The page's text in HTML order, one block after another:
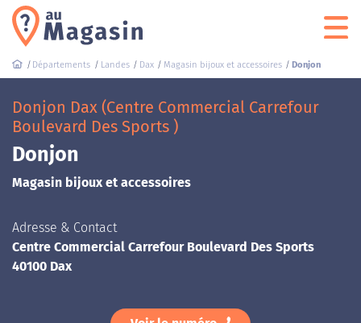
Départements Landes Dax Magasin bijoux et accessoires Donjon
Donjon Dax (Centre Commercial Carrefour
Boulevard Des Sports )
Donjon
Magasin bijoux et accessoires
Adresse & Contact
Centre Commercial Carrefour Boulevard Des Sports
40100 Dax